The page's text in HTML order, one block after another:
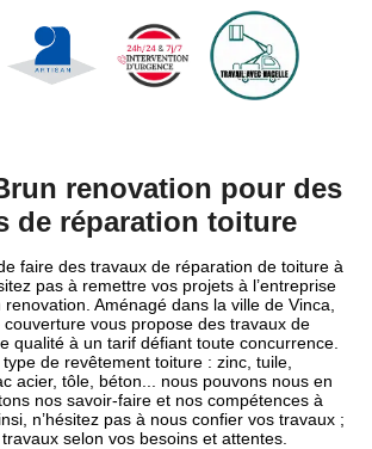
renovation pour des
de réparation toiture
faire des travaux de réparation de toiture à
pas à remettre vos projets à l’entreprise
Aménagé dans la ville de Vinca,
vous propose des travaux de
qualité à un tarif défiant toute concurrence.
de revêtement toiture : zinc, tuile,
acier, tôle, béton... nous pouvons nous en
nos savoir-faire et nos compétences à
n’hésitez pas à nous confier vos travaux ;
selon vos besoins et attentes.